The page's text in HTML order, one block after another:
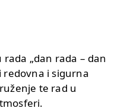
rada „dan rada – dan
redovna i sigurna
te rad u